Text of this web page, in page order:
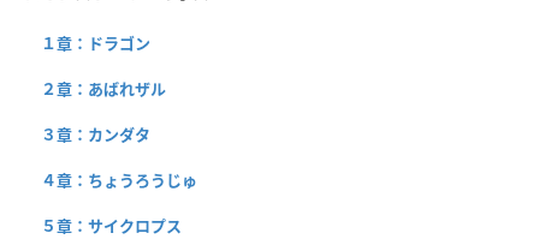
１章：ドラゴン
２章：あばれザル
３章：カンダタ
４章：ちょうろうじゅ
５章：サイクロプス